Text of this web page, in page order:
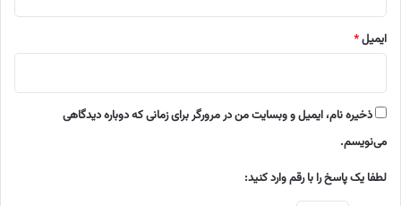
ایمیل*
ذخیره نام، ایمیل و وبسایت من در مرورگر برای زمانی که دوباره دیدگاهی
می‌نویسم.
لطفا یک پاسخ را با رقم وارد کنید: